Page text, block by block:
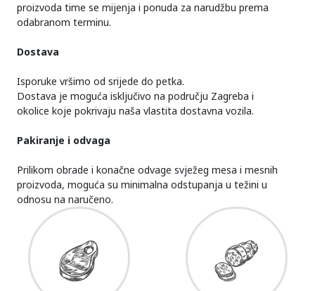
proizvoda time se mijenja i ponuda za narudžbu prema
odabranom terminu.
Dostava
Isporuke vršimo od srijede do petka.
Dostava je moguća isključivo na području Zagreba i
okolice koje pokrivaju naša vlastita dostavna vozila.
Pakiranje i odvaga
Prilikom obrade i konačne odvage svježeg mesa i mesnih
proizvoda, moguća su minimalna odstupanja u težini u
odnosu na naručeno.